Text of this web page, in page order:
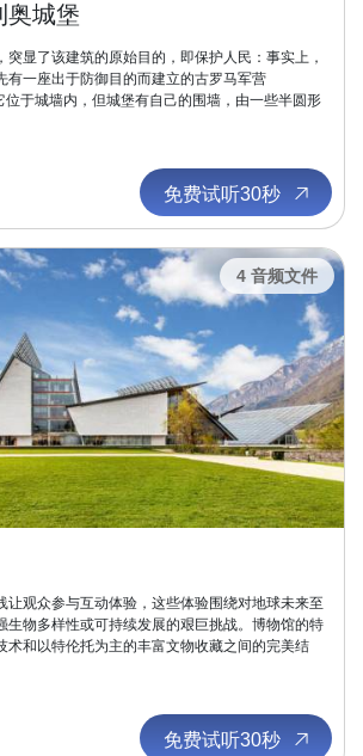
奥城堡
突显了该建筑的原始目的，即保护人民：事实上，
有一座出于防御目的而建立的古罗马军营
位于城墙内，但城堡有自己的围墙，由一些半圆形
免费试听30秒
4 音频文件
让观众参与互动体验，这些体验围绕对地球未来至
生物多样性或可持续发展的艰巨挑战。博物馆的特
术和以特伦托为主的丰富文物收藏之间的完美结
免费试听30秒